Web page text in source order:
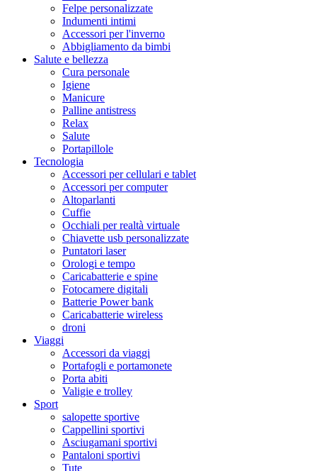
Felpe personalizzate
Indumenti intimi
Accessori per l'inverno
Abbigliamento da bimbi
Salute e bellezza
Cura personale
Igiene
Manicure
Palline antistress
Relax
Salute
Portapillole
Tecnologia
Accessori per cellulari e tablet
Accessori per computer
Altoparlanti
Cuffie
Occhiali per realtà virtuale
Chiavette usb personalizzate
Puntatori laser
Orologi e tempo
Caricabatterie e spine
Fotocamere digitali
Batterie Power bank
Caricabatterie wireless
droni
Viaggi
Accessori da viaggi
Portafogli e portamonete
Porta abiti
Valigie e trolley
Sport
salopette sportive
Cappellini sportivi
Asciugamani sportivi
Pantaloni sportivi
Tute